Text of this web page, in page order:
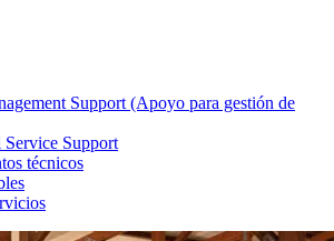
Support (Apoyo para gestión de
Service Support
técnicos